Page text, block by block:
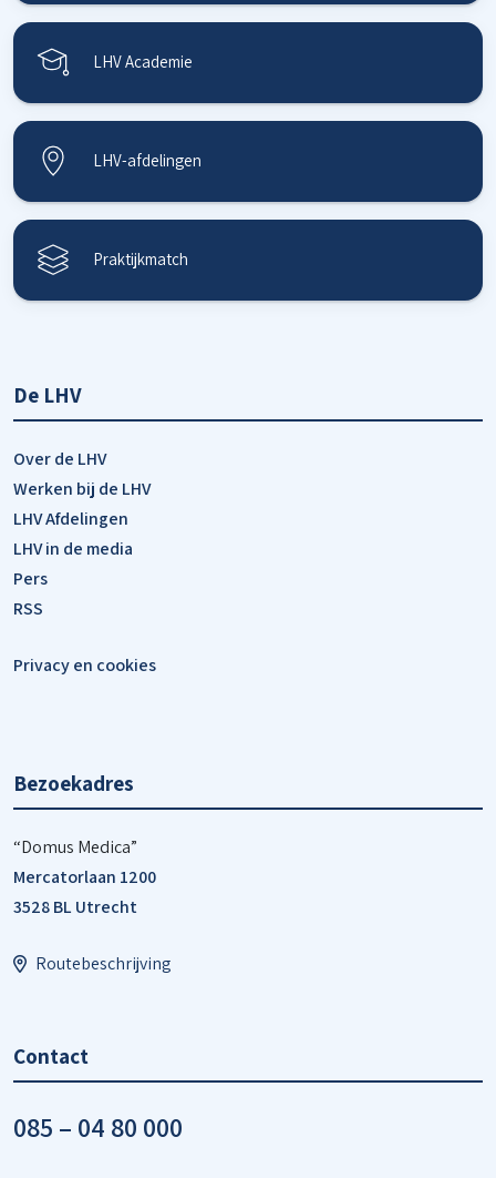
LHV Academie
LHV-afdelingen
Praktijkmatch
De LHV
Over de LHV
Werken bij de LHV
LHV Afdelingen
LHV in de media
Pers
RSS
Privacy en cookies
Bezoekadres
“Domus Medica”
Mercatorlaan 1200
3528 BL Utrecht
Routebeschrijving
Contact
085 – 04 80 000